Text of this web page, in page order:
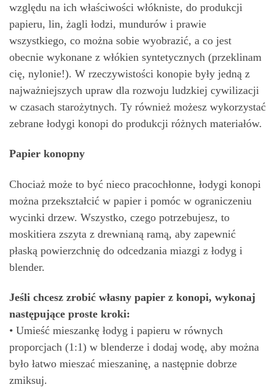
względu na ich właściwości włókniste, do produkcji
papieru, lin, żagli łodzi, mundurów i prawie
wszystkiego, co można sobie wyobrazić, a co jest
obecnie wykonane z włókien syntetycznych (przeklinam
cię, nylonie!). W rzeczywistości konopie były jedną z
najważniejszych upraw dla rozwoju ludzkiej cywilizacji
w czasach starożytnych. Ty również możesz wykorzystać
zebrane łodygi konopi do produkcji różnych materiałów.
Papier konopny
Chociaż może to być nieco pracochłonne, łodygi konopi
można przekształcić w papier i pomóc w ograniczeniu
wycinki drzew. Wszystko, czego potrzebujesz, to
moskitiera zszyta z drewnianą ramą, aby zapewnić
płaską powierzchnię do odcedzania miazgi z łodyg i
blender.
Jeśli chcesz zrobić własny papier z konopi, wykonaj
następujące proste kroki:
• Umieść mieszankę łodyg i papieru w równych
proporcjach (1:1) w blenderze i dodaj wodę, aby można
było łatwo mieszać mieszaninę, a następnie dobrze
zmiksuj.